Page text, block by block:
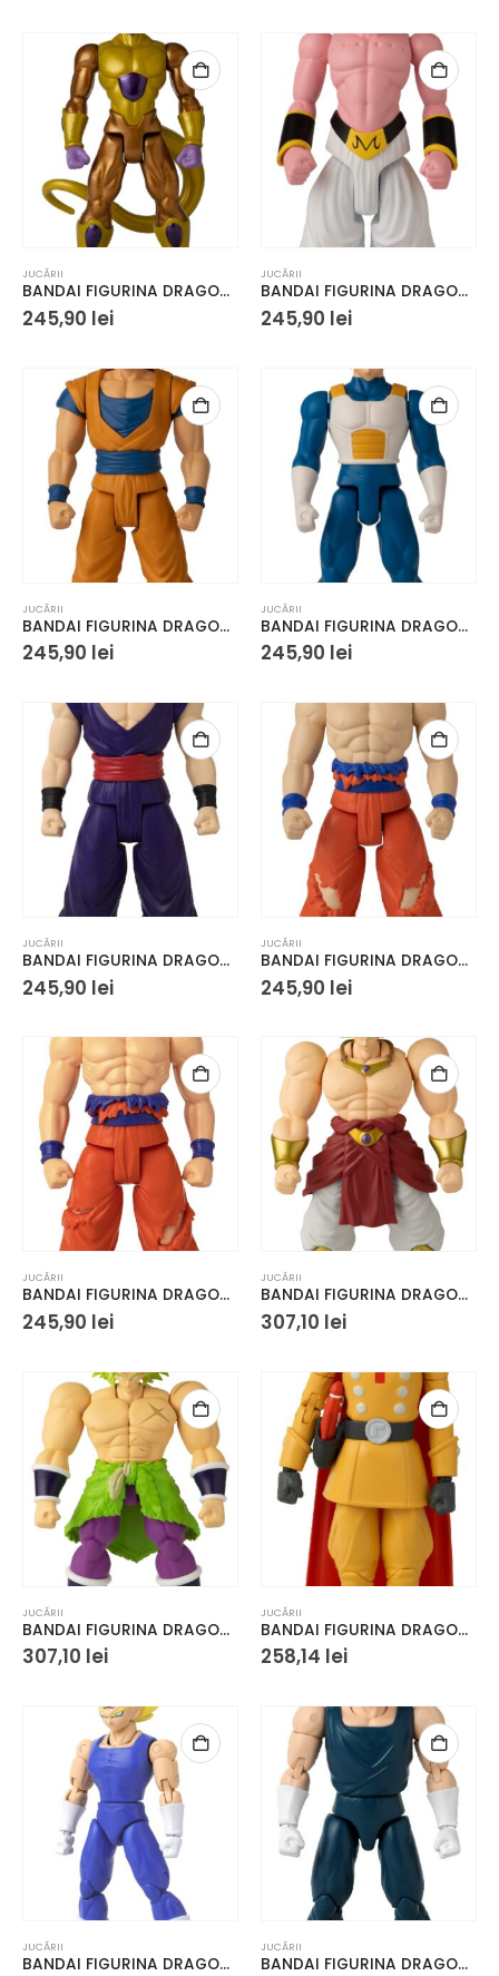
JUCĂRII
BANDAI FIGURINA DRAGON BALL LIMIT BREAKER GOLDEN FRIEZA 30CM
245,90 lei
JUCĂRII
BANDAI FIGURINA DRAGON BALL LIMIT BREAKER MAJIN BUU 30CM
245,90 lei
JUCĂRII
BANDAI FIGURINA DRAGON BALL LIMIT BREAKER SUPER SAIYAN GOKU 30CM
245,90 lei
JUCĂRII
BANDAI FIGURINA DRAGON BALL LIMIT BREAKER SUPER SAIYAN VEGETA 30CM
245,90 lei
JUCĂRII
BANDAI FIGURINA DRAGON BALL LIMIT BREAKER ULTIMATE GOHAN 30CM
245,90 lei
JUCĂRII
BANDAI FIGURINA DRAGON BALL LIMIT BREAKER ULTRA INSTINCT GOKU 30CM
245,90 lei
JUCĂRII
BANDAI FIGURINA DRAGON BALL LIMIT BREAKER ULTRA INSTINCT GOKU 30CM
245,90 lei
JUCĂRII
BANDAI FIGURINA DRAGON BALL LIMIT BREAKER BROLY 33CM
307,10 lei
JUCĂRII
BANDAI FIGURINA DRAGON BALL LIMIT BREAKER MOVIE BROLY 33CM
307,10 lei
JUCĂRII
BANDAI FIGURINA DRAGON BALL GAMMA 1 16.5CM
258,14 lei
JUCĂRII
BANDAI FIGURINA DRAGON BALL MAJIN VEGETA 16.5CM
JUCĂRII
BANDAI FIGURINA DRAGON BALL VEGETA 16.5CM